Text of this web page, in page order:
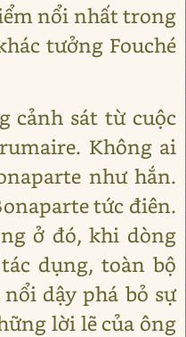
nổi nhất trong
tưởng Fouché
cảnh sát từ cuộc
Không ai
như hắn.
tức điên.
ở đó, khi dòng
dụng, toàn bộ
dậy phá bỏ sự
lời lẽ của ông